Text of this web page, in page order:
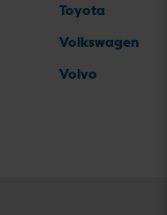
Toyota
Volkswagen
Volvo